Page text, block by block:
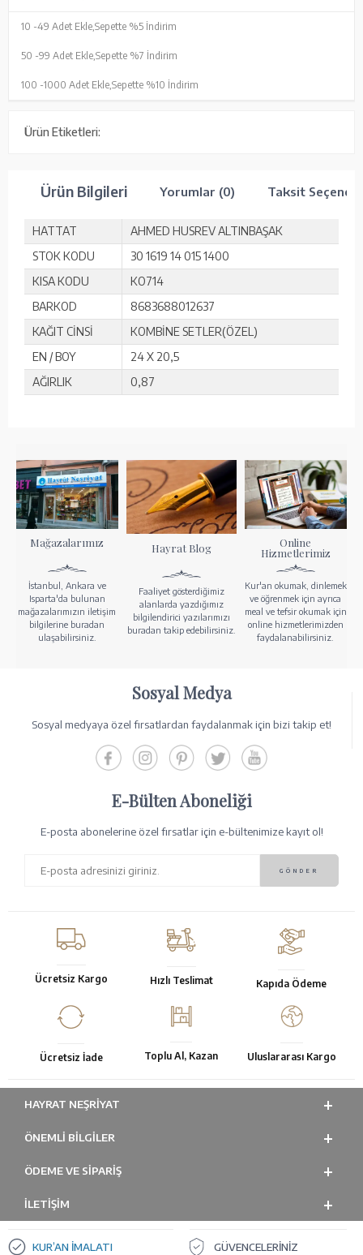
10 -49 Adet Ekle, Sepette %5 İndirim
50 -99 Adet Ekle, Sepette %7 İndirim
100 -1000 Adet Ekle, Sepette %10 İndirim
Ürün Etiketleri:
Ürün Bilgileri Yorumlar (0) Taksit
HATTAT
AHMED HUSREV ALTINBAŞAK
STOK KODU
30 1619 14 015 1400
KISA KODU
KO714
BARKOD
8683688012637
KAĞIT CİNSİ
KOMBİNE SETLER(ÖZEL)
EN / BOY
24 X 20,5
AĞIRLIK
0,87
Mağazalarımız
İstanbul, Ankara ve
Isparta'da bulunan
mağazalarımızın iletişim
bilgilerine buradan
ulaşabilirsiniz.
Hayrat Blog
Faaliyet gösterdiğimiz
alanlarda yazdığımız
bilgilendirici yazılarımızı
buradan takip edebilirsiniz.
Online
Hizmetlerimiz
Kur'an okumak, dinlemek
ve öğrenmek için ayrıca
meal ve tefsir okumak için
online hizmetlerimizden
faydalanabilirsiniz.
Sosyal Medya
Sosyal medyaya özel fırsatlardan faydalanmak için bizi takip et!
E-Bülten Aboneliği
E-posta abonelerine özel fırsatlar için e-bültenimize kayıt ol!
Ücretsiz Kargo Hızlı Teslimat Kapıda Ödeme
Ücretsiz İade Toplu Al, Kazan Uluslararası Kargo
HAYRAT NEŞRIYAT
ÖNEMLI BILGILER
ÖDEME VE SİPARİŞ
İLETİŞİM
KUR’AN İMALATI GÜVENCELERİNİZ